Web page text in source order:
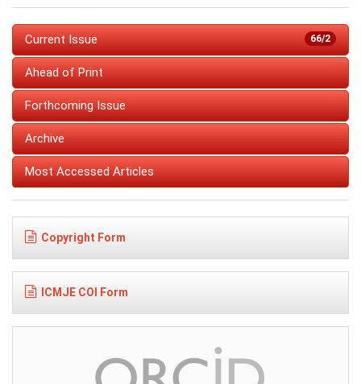
66/2
Current Issue
Ahead of Print
Forthcoming Issue
Archive
Most Accessed Articles
Copyright Form
ICMJE COI Form